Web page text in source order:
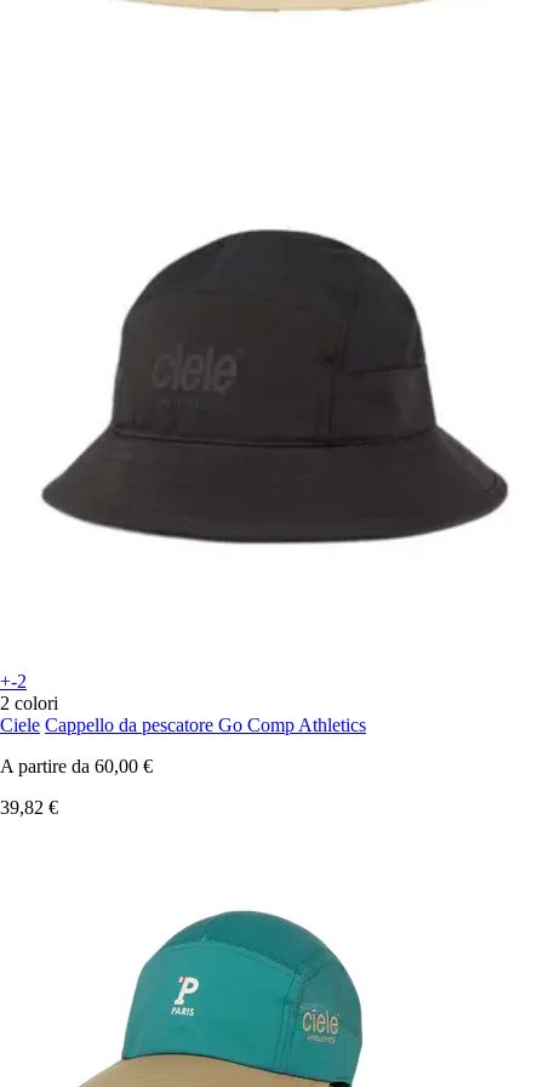
+-2
2 colori
Ciele Cappello da pescatore Go Comp Athletics
A partire da 60,00 €
39,82 €